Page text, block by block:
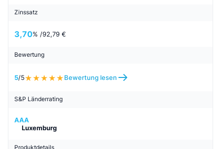
Zinssatz
3,70% /92,79 €
Bewertung
5/5 Bewertung lesen
S&P Länderrating
AAA
Luxemburg
Produktdetails